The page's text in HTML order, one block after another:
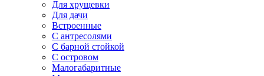
Для хрущевки
Для дачи
Встроенные
С антресолями
С барной стойкой
С островом
Малогабаритные